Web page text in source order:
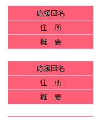
応援団名
住 所
概 要
応援団名
住 所
概 要